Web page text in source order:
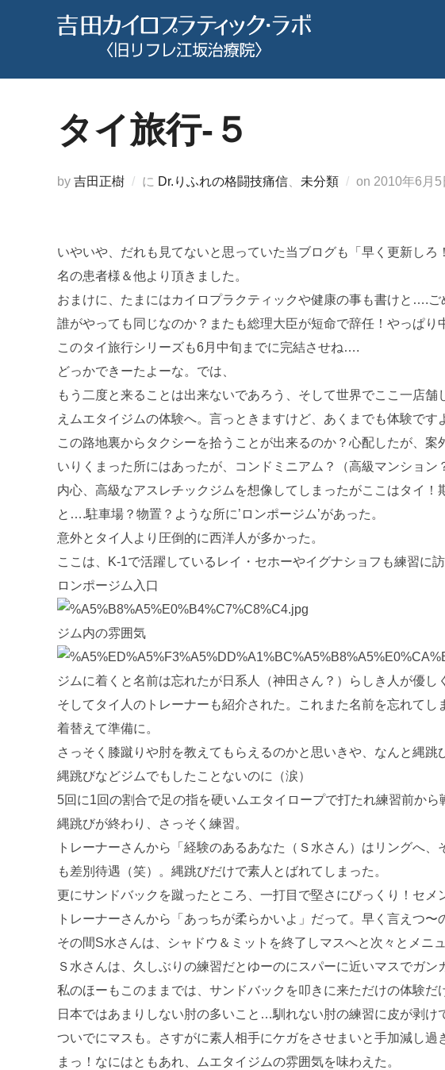
ン
タイ旅行-５
by 吉田正樹 に Dr.りふれの格闘技痛信 未分類 on 投
2010年6月5
いやいや、だれも見てないと思っていた当ブログも「早く更新しろ
名の患者様＆他より頂きました。
おまけに、たまにはカイロプラクティックや健康の事も書けと….ご
誰がやっても同じなのか？またも総理大臣が短命で辞任！やっぱり
このタイ旅行シリーズも6月中旬までに完結させね….
どっかできーたよーな。では、
もう二度と来ることは出来ないであろう、そして世界でここ一店
えムエタイジムの体験へ。言っときますけど、あくまでも体験です
この路地裏からタクシーを拾うことが出来るのか？心配したが、案
いりくまった所にはあったが、コンドミニアム？（高級マンション
内心、高級なアスレチックジムを想像してしまったがここはタイ
と….駐車場？物置？ような所に’ロンポージム’があった。
意外とタイ人より圧倒的に西洋人が多かった。
ここは、K-1で活躍しているレイ・セホーやイグナショフも練習に訪
ロンポージム入口
ジム内の雰囲気
ジムに着くと名前は忘れたが日系人（神田さん？）らしき人が優し
そしてタイ人のトレーナーも紹介された。これまた名前を忘れてし
着替えて準備に。
さっそく膝蹴りや肘を教えてもらえるのかと思いきや、なんと縄跳
縄跳びなどジムでもしたことないのに（涙）
5回に1回の割合で足の指を硬いムエタイロープで打たれ練習前から
縄跳びが終わり、さっそく練習。
トレーナーさんから「経験のあるあなた（Ｓ水さん）はリングへ
も差別待遇（笑）。縄跳びだけで素人とばれてしまった。
更にサンドバックを蹴ったところ、一打目で堅さにびっくり！セメ
トレーナーさんから「あっちが柔らかいよ」だって。早く言えつ〜
その間S水さんは、シャドウ＆ミットを終了しマスへと次々とメニ
Ｓ水さんは、久しぶりの練習だとゆーのにスパーに近いマスでガン
私のほーもこのままでは、サンドバックを叩きに来ただけの体験だ
日本ではあまりしない肘の多いこと…馴れない肘の練習に皮が剥け
ついでにマスも。さすがに素人相手にケガをさせまいと手加減し過
まっ！なにはともあれ、ムエタイジムの雰囲気を味わえた。